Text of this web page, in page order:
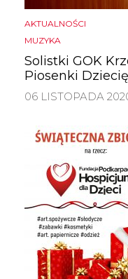
AKTUALNOŚCI
MUZYKA
Solistki GOK
Piosenki
06 LISTOPADA